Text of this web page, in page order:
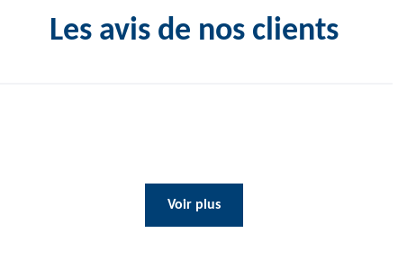
Les avis de nos clients
Voir plus